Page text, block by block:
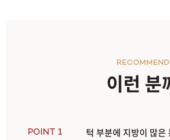
이런 분
POINT 1 턱 부분에 지방이 많은